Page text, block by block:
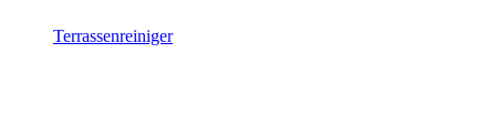
Terrassenreiniger